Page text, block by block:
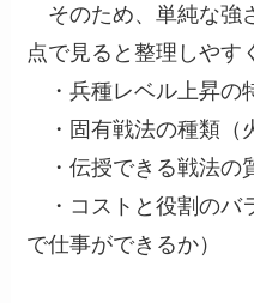
そのため、単純な強
点で見ると整理しやす
・兵種レベル上昇の
・固有戦法の種類（
・伝授できる戦法の
・コストと役割のバ
で仕事ができるか）